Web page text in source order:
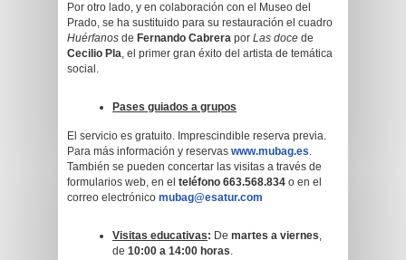
Por otro lado, y en colaboración con el Museo del
Prado, se ha sustituido para su restauración el cuadro
Huérfanos de Fernando Cabrera por Las doce de
Cecilio Pla, el primer gran éxito del artista de temática
social.
Pases guiados a grupos
El servicio es gratuito. Imprescindible reserva previa.
Para más información y reservas www.mubag.es.
También se pueden concertar las visitas a través de
formularios web, en el teléfono 663.568.834 o en el
correo electrónico mubag@esatur.com
Visitas educativas: De martes a viernes,
de 10:00 a 14:00 horas.